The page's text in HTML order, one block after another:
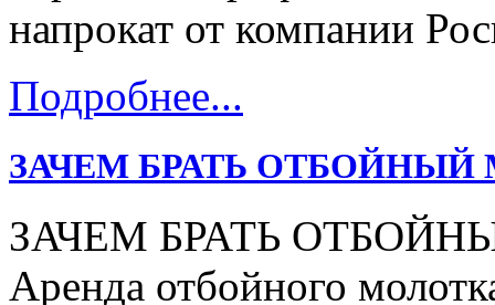
напрокат от компании
Подробнее...
ЗАЧЕМ БРАТЬ ОТБОЙНЫЙ
ЗАЧЕМ БРАТЬ
Аренда отбойного